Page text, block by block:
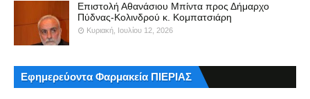
Επιστολή Αθανάσιου Μπίντα προς Δήμαρχο
Πύδνας-Κολινδρού κ. Κομπατσιάρη
Κυριακή, Ιουλίου 12, 2026
Εφημερεύοντα Φαρμακεία ΠΙΕΡΙΑΣ